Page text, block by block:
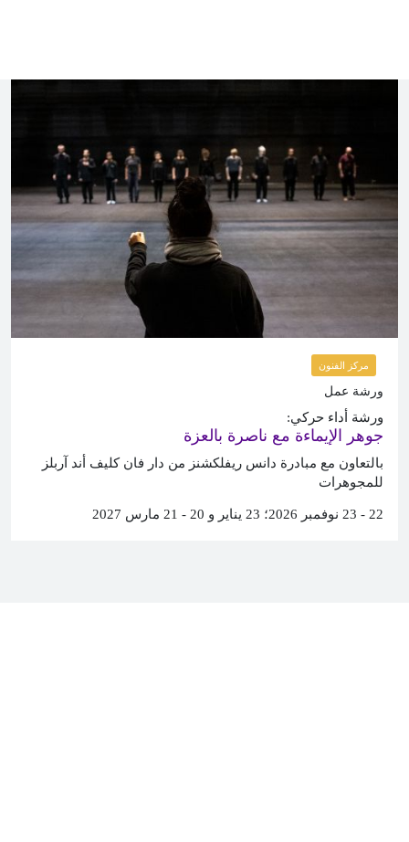
مركز الفنون
ورشة عمل
ورشة أداء حركي:
جوهر الإيماءة مع ناصرة بالعزة
بالتعاون مع مبادرة دانس ريفلكشنز من دار فان كليف أند آربلز
للمجوهرات
22 - 23 نوفمبر 2026؛ 23 يناير و 20 - 21 مارس 2027